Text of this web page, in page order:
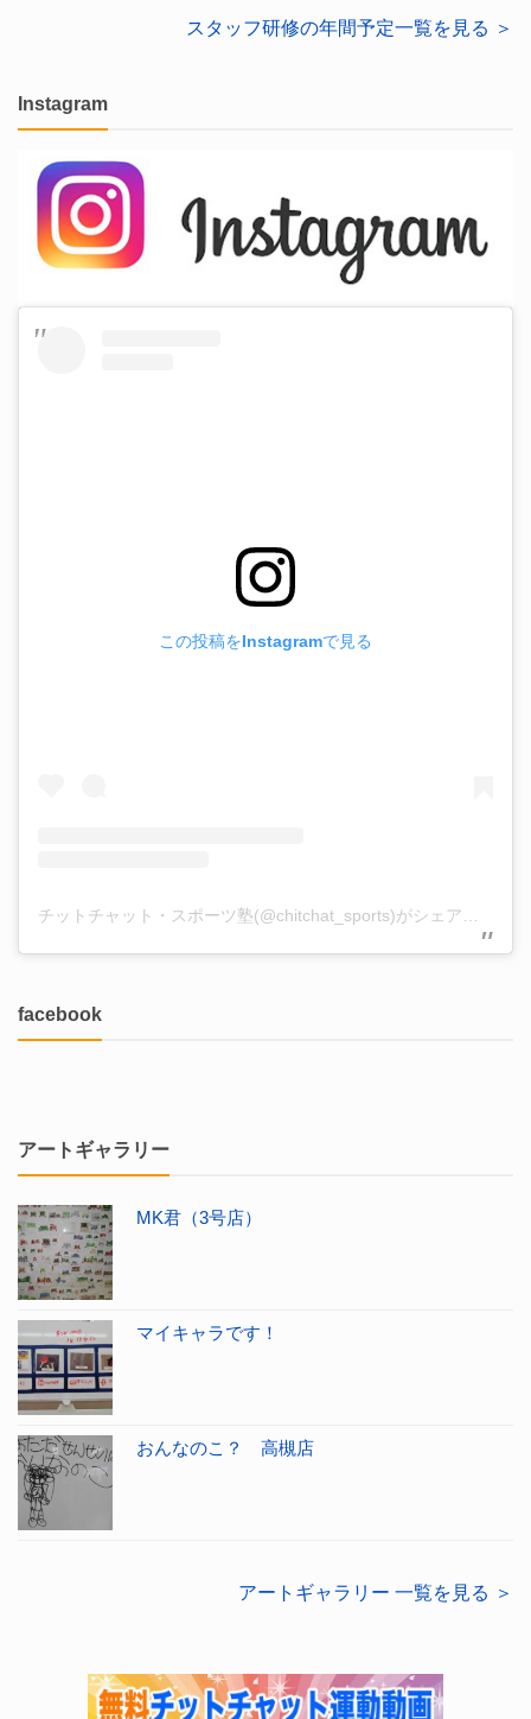
スタッフ研修の年間予定一覧を見る ＞
Instagram
この投稿をInstagramで見る
facebook
アートギャラリー
MK君（3号店）
マイキャラです！
おんなのこ？ 高槻店
アートギャラリー 一覧を見る ＞